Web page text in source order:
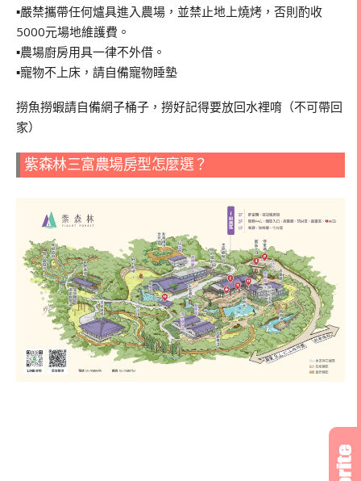
▪︎嚴禁攜帶任何爐具進入農場，並禁止地上燒烤，否則酌收
5000元場地維護費。
▪︎農場廚房用具一律不外借。
▪︎寵物不上床，請自備寵物睡墊
撈魚撈蝦請自備網子桶子，撈好記得要放回水裡唷（不可帶回
家）
紫森林三富農場房型怎麼選？